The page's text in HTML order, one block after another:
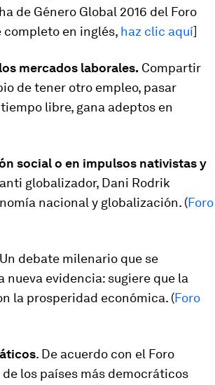
de Género Global 2016 del Foro
completo en inglés, haz clic aquí]
mercados laborales. Compartir
de tener otro empleo, pasar
libre, gana adeptos en
social o en impulsos nativistas y
globalizador, Dani Rodrik
nacional y globalización. (Foro
debate milenario que se
evidencia: sugiere que la
la prosperidad económica. (Foro
. De acuerdo con el Foro
los países más democráticos